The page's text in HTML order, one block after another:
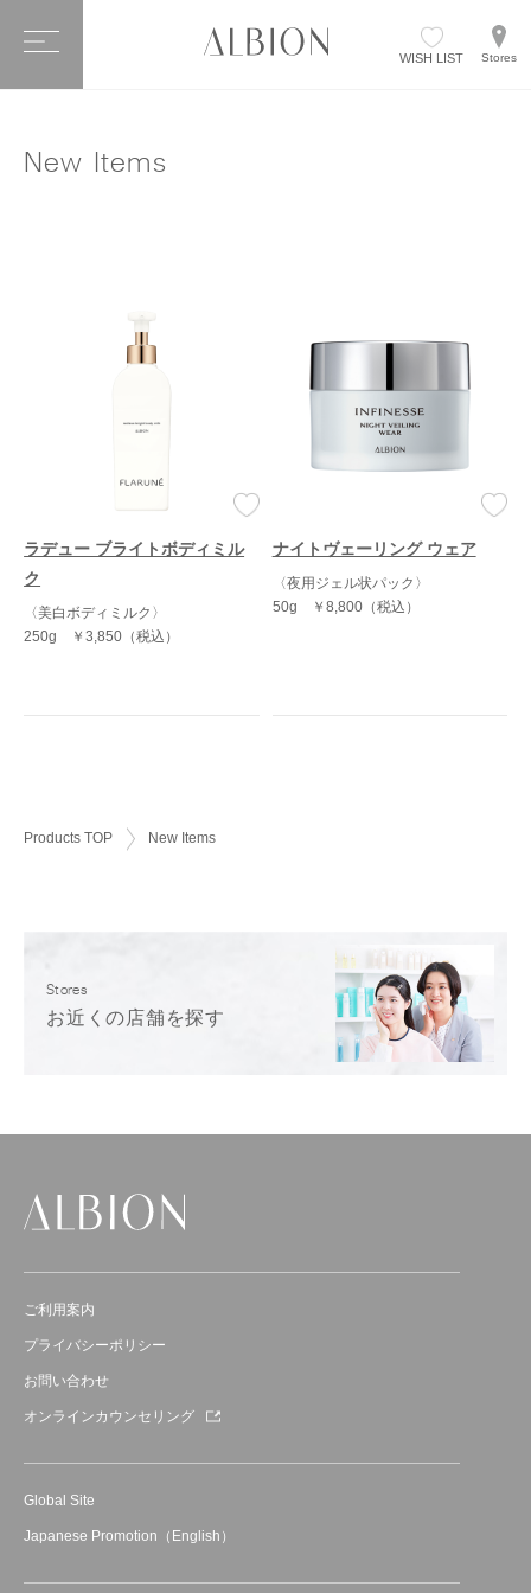
WISH LIST Stores
New Items
ラデュー ブライトボディミル
ク
〈美白ボディミルク〉
250g
￥3,850（税込）
ナイトヴェーリング ウェア
〈夜用ジェル状パック〉
50g
￥8,800（税込）
Products TOP New Items
Stores
お近くの店舗を探す
ご利用案内
プライバシーポリシー
お問い合わせ
オンラインカウンセリング
Global Site
Japanese Promotion（English）